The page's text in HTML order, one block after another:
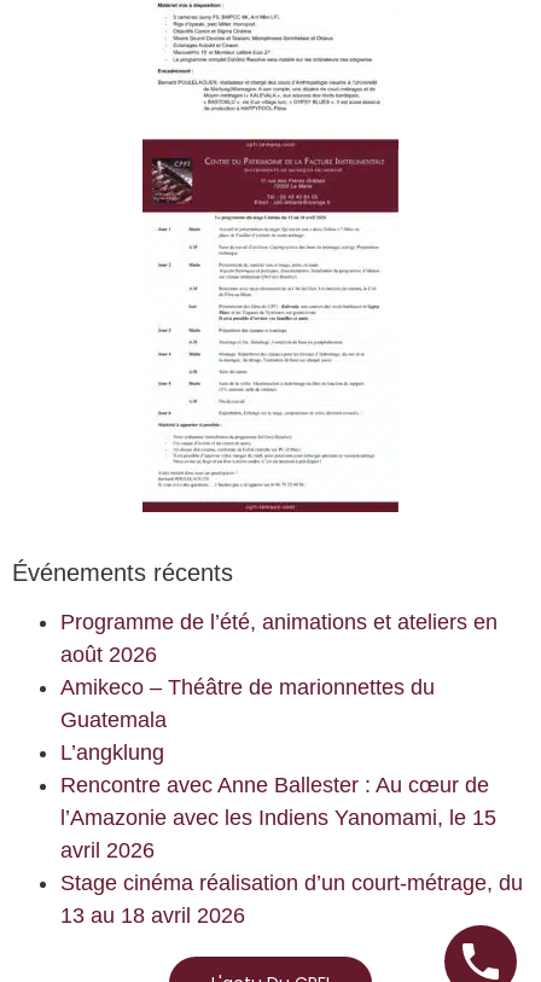
Événements récents
Programme de l’été, animations et ateliers en
août 2026
Amikeco – Théâtre de marionnettes du
Guatemala
L’angklung
Rencontre avec Anne Ballester : Au cœur de
l’Amazonie avec les Indiens Yanomami, le 15
avril 2026
Stage cinéma réalisation d’un court-métrage, du
13 au 18 avril 2026​